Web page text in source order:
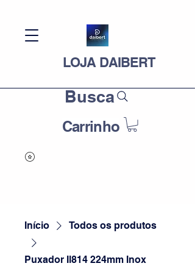
LOJA DAIBERT
Busca
Carrinho
Início Todos os produtos
Puxador Il814 224mm Inox